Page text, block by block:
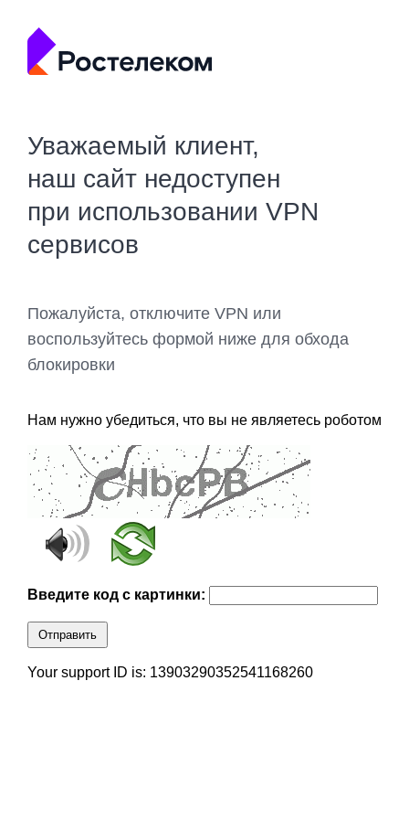
Уважаемый клиент,
наш сайт недоступен
при использовании VPN
сервисов
Пожалуйста, отключите VPN или
воспользуйтесь формой ниже для обхода
блокировки
Нам нужно убедиться, что вы не являетесь роботом
Введите код с картинки:
Отправить
Your support ID is: 13903290352541168260